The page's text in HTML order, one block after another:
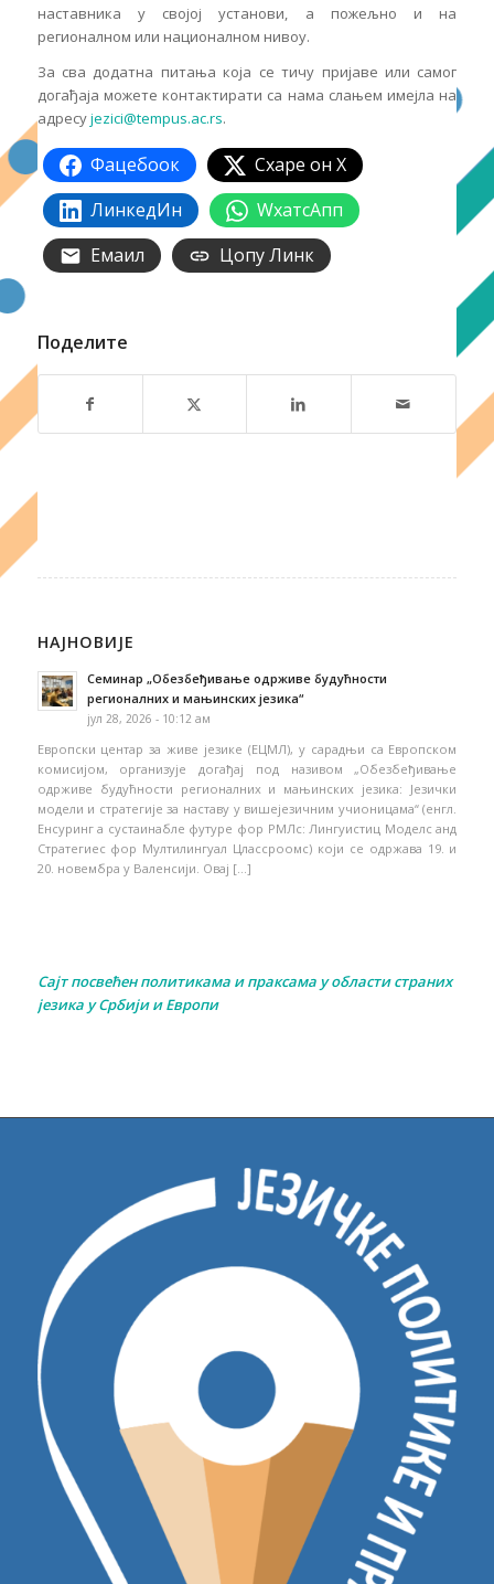
наставника у својој установи, а пожељно и на
регионалном или националном нивоу.
За сва додатна питања која се тичу пријаве или самог
догађаја можете контактирати са нама слањем имејла на
адресуjezici@tempus.ac.rs.
Фацебоок
Схаре он X
ЛинкедИн
WхатсАпп
Емаил
Цопy Линк
Поделите
НАЈНОВИЈЕ
Семинар „Обезбеђивање одрживе будућности
регионалних и мањинских језика“
јул 28, 2026 - 10:12 ам
Европски центар за живе језике (ЕЦМЛ), у сарадњи са Европском
комисијом, организује догађај под називом „Обезбеђивање
одрживе будућности регионалних и мањинских језика: Језички
модели и стратегије за наставу у вишејезичним учионицама“ (енгл.
Енсуринг а сустаинабле футуре фор РМЛс: Лингуистиц Моделс анд
Стратегиес фор Мултилингуал Цлассроомс) који се одржава 19. и
20. новембра у Валенсији. Овај […]
Сајт посвећен политикама и праксама у области страних
језика у Србији и Европи